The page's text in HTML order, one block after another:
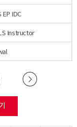
EP IDC
Instructor